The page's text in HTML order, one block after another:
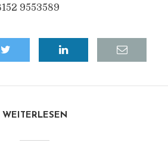
9553589
WEITERLESEN